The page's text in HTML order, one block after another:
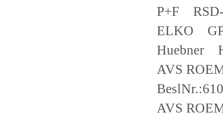
P+F
ELKO
Huebner
AVS
AVS